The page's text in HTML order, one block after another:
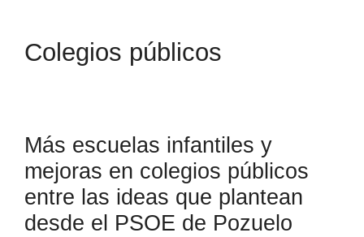
Colegios públicos
Más escuelas infantiles y
mejoras en colegios públicos
entre las ideas que plantean
desde el PSOE de Pozuelo